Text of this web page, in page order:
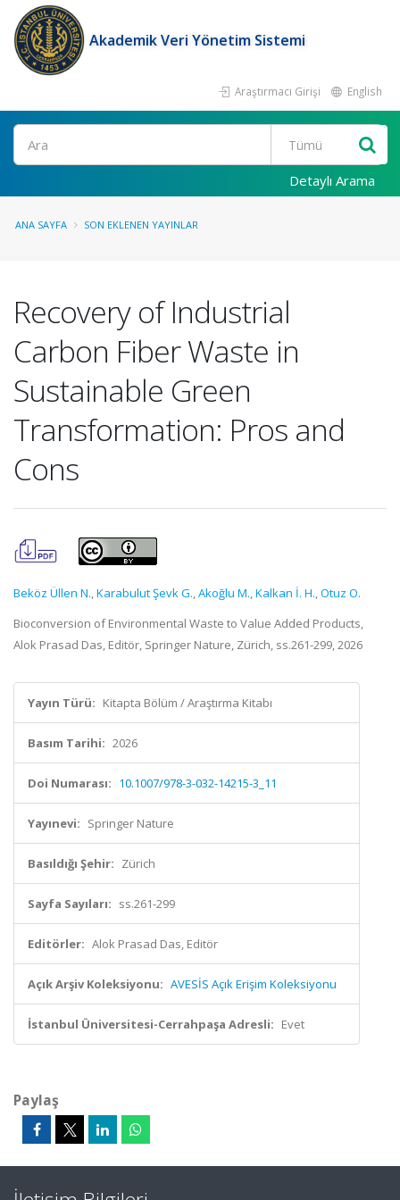
Akademik Veri Yönetim Sistemi
Araştırmacı Girişi English
Ara
Detaylı Arama
ANA SAYFA SON EKLENEN YAYINLAR
Recovery of Industrial
Carbon Fiber Waste in
Sustainable Green
Transformation: Pros and
Cons
Beköz Üllen N.,Karabulut Şevk G.,Akoğlu M.,Kalkan İ. H.,Otuz O.
Bioconversion of Environmental Waste to Value Added Products,
Alok Prasad Das, Editör, Springer Nature, Zürich, ss.261-299, 2026
Yayın Türü: Kitapta Bölüm / Araştırma Kitabı
Basım Tarihi: 2026
Doi Numarası: 10.1007/978-3-032-14215-3_11
Yayınevi: Springer Nature
Basıldığı Şehir: Zürich
Sayfa Sayıları: ss.261-299
Editörler: Alok Prasad Das, Editör
Açık Arşiv Koleksiyonu: AVESİS Açık Erişim Koleksiyonu
İstanbul Üniversitesi-Cerrahpaşa Adresli: Evet
Paylaş